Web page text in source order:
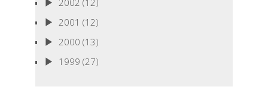
2002 (12)
2001 (12)
2000 (13)
1999 (27)